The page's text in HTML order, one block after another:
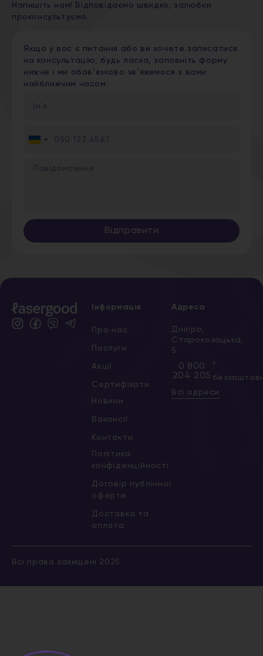
Напишіть нам! Відповідаємо швидко, залюбки
проконсультуємо.
Якщо у вас є питання або ви хочете записатися
на консультацію, будь ласка, заповніть форму
нижче і ми обов’язково зв’яжемося з вами
найближчим часом.
Ukraine
Відправити
Інформація
Про нас
Послуги
Акції
Сертифікати
Новини
Вакансії
Контакти
Політика
конфіденційності
Договір публічної
оферти
Доставка та
оплата
Адреса
Дніпро,
Старокозацька,
5
0 800
204 205
*
Всі адреси
Всі права захищені 2025